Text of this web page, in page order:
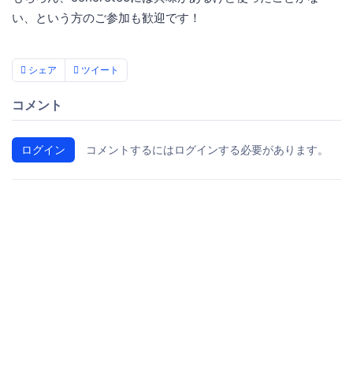
い、という方のご参加も歓迎です！
シェア ツイート
コメント
ログイン コメントするにはログインする必要があります。